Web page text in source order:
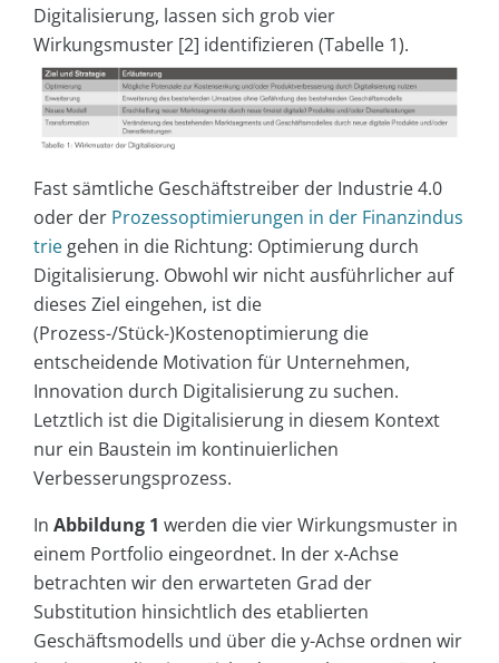
Digitalisierung, lassen sich grob vier
Wirkungsmuster [2] identifizieren (Tabelle 1).
Fast sämtliche Geschäftstreiber der Industrie 4.0
oder der Prozessoptimierungen in der Finanzindus
trie gehen in die Richtung: Optimierung durch
Digitalisierung. Obwohl wir nicht ausführlicher auf
dieses Ziel eingehen, ist die
(Prozess-/Stück-)Kostenoptimierung die
entscheidende Motivation für Unternehmen,
Innovation durch Digitalisierung zu suchen.
Letztlich ist die Digitalisierung in diesem Kontext
nur ein Baustein im kontinuierlichen
Verbesserungsprozess.
In Abbildung 1 werden die vier Wirkungsmuster in
einem Portfolio eingeordnet. In der x-Achse
betrachten wir den erwarteten Grad der
Substitution hinsichtlich des etablierten
Geschäftsmodells und über die y-Achse ordnen wir